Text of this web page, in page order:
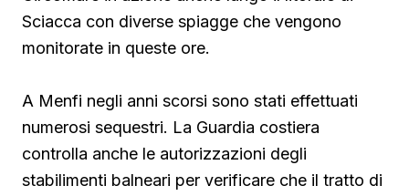
Sciacca con diverse spiagge che vengono
monitorate in queste ore.
A Menfi negli anni scorsi sono stati effettuati
numerosi sequestri. La Guardia costiera
controlla anche le autorizzazioni degli
stabilimenti balneari per verificare che il tratto di